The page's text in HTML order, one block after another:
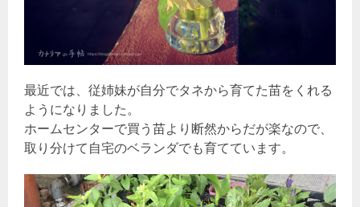
最近では、従姉妹が自分でタネから育てた苗をくれる
ようになりました。
ホームセンターで買う苗より断然からだが楽なので、
取り分けて自宅のベランダでも育てています。